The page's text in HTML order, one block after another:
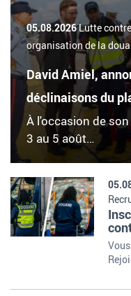
À l'occasion de
3 au 5 août…
David Amiel,
déclinaisons du
05.08.2026 Lutte
organisation de la